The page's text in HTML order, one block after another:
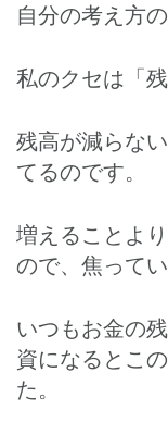
自分の考え方
私のクセは「
残高が減らな
てるのです。
増えることよ
ので、焦って
いつもお金の
資になるとこ
た。